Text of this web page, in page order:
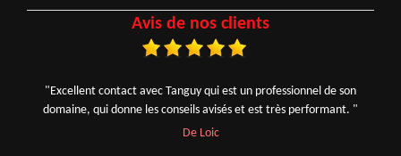
Avis de nos clients
"Excellent contact avec Tanguy qui est un professionnel de son
domaine, qui donne les conseils avisés et est très performant. "
De Loic